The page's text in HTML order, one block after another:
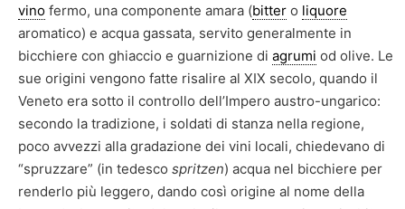
vino fermo, una componente amara (bitter o liquore
aromatico) e acqua gassata, servito generalmente in
bicchiere con ghiaccio e guarnizione di agrumi od olive. Le
sue origini vengono fatte risalire al XIX secolo, quando il
Veneto era sotto il controllo dell’Impero austro-ungarico:
secondo la tradizione, i soldati di stanza nella regione,
poco avvezzi alla gradazione dei vini locali, chiedevano di
“spruzzare” (in tedesco spritzen) acqua nel bicchiere per
renderlo più leggero, dando così origine al nome della